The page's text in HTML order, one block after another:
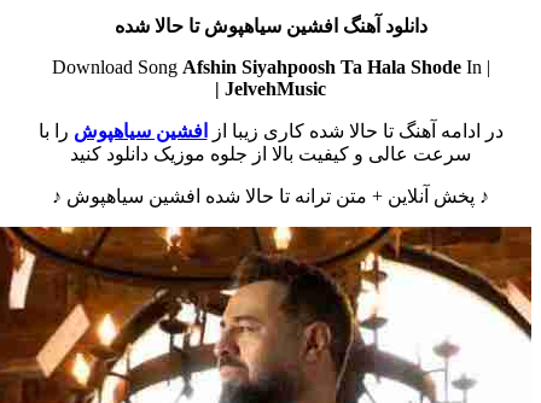
دانلود آهنگ افشین سیاهپوش تا حالا شده
Afshin Siyahpoosh Ta Hala ShodeIn
JelvehMusic |
در ادامه آهنگ تا حالا شده کاری زیبا ازافشین سیاهپوشرا با
سرعت عالی و کیفیت بالا از جلوه موزیک دانلود کنید
♪ پخش آنلاین + متن ترانه تا حالا شده افشین سیاهپوش ♪